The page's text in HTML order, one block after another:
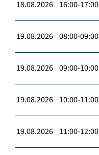
18.08.2026 16:00-17:00
19.08.2026 08:00-09:00
19.08.2026 09:00-10:00
19.08.2026 10:00-11:00
19.08.2026 11:00-12:00